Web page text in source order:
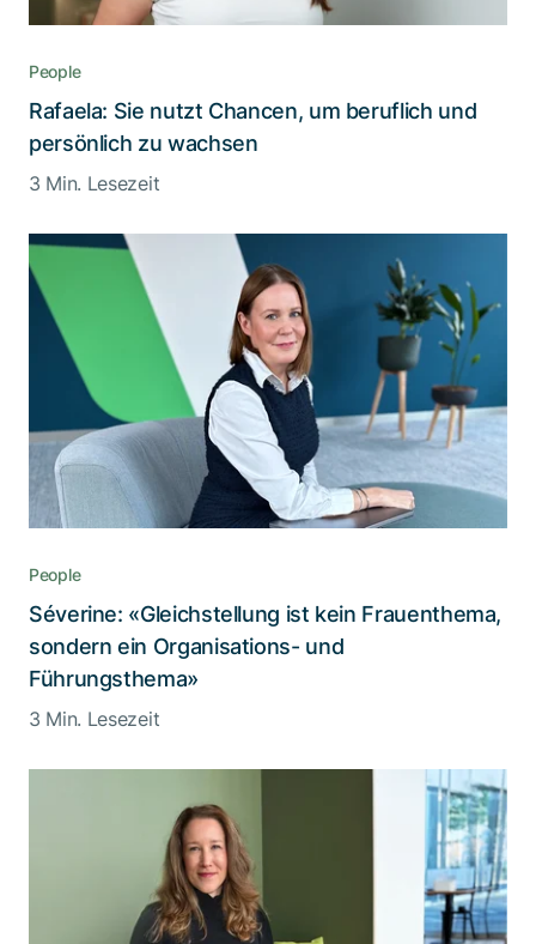
People
Rafaela: Sie nutzt Chancen, um beruflich und
persönlich zu wachsen
3 Min. Lesezeit
People
Séverine: «Gleichstellung ist kein Frauenthema,
sondern ein Organisations- und
Führungsthema»
3 Min. Lesezeit